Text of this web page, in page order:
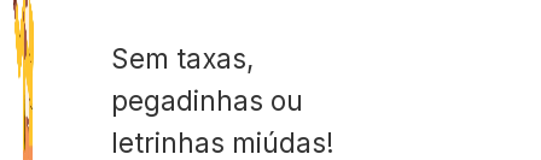
Sem taxas,
pegadinhas ou
letrinhas miúdas!